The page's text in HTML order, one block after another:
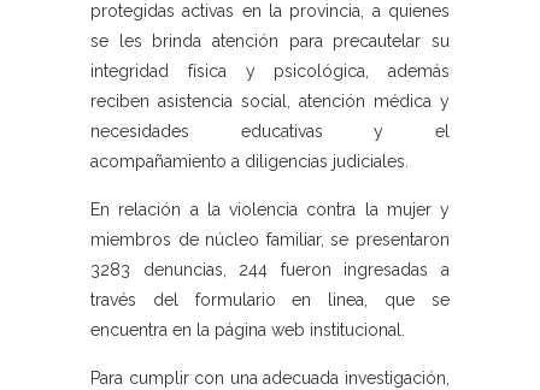
protegidas activas en la provincia, a quienes
se les brinda atención para precautelar su
integridad física y psicológica, además
reciben asistencia social, atención médica y
necesidades educativas y el
acompañamiento a diligencias judiciales.
En relación a la violencia contra la mujer y
miembros de núcleo familiar, se presentaron
3283 denuncias, 244 fueron ingresadas a
través del formulario en linea, que se
encuentra en la página web institucional.
Para cumplir con una adecuada investigación,